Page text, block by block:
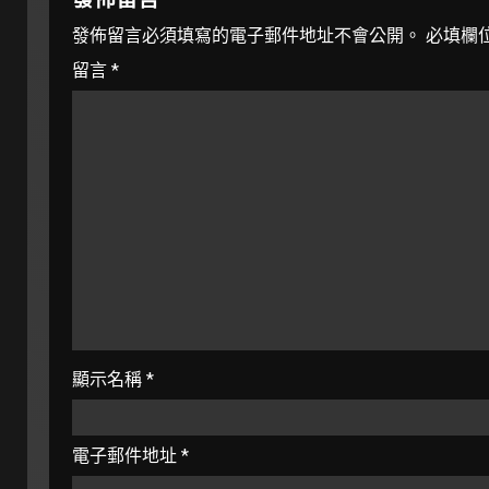
發佈留言必須填寫的電子郵件地址不會公開。 必填欄
留言 *
顯示名稱 *
電子郵件地址 *